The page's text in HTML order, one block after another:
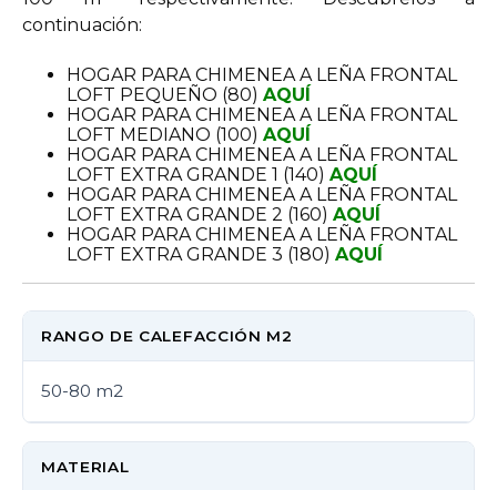
continuación:
HOGAR PARA CHIMENEA A LEÑA FRONTAL
LOFT PEQUEÑO (80) AQUÍ
HOGAR PARA CHIMENEA A LEÑA FRONTAL
LOFT MEDIANO (100) AQUÍ
HOGAR PARA CHIMENEA A LEÑA FRONTAL
LOFT EXTRA GRANDE 1 (140) AQUÍ
HOGAR PARA CHIMENEA A LEÑA FRONTAL
LOFT EXTRA GRANDE 2 (160) AQUÍ
HOGAR PARA CHIMENEA A LEÑA FRONTAL
LOFT EXTRA GRANDE 3 (180) AQUÍ
RANGO DE CALEFACCIÓN M2
50-80 m2
MATERIAL